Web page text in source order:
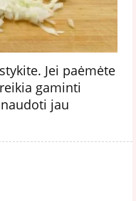
Jei paėmėte
gaminti
jau